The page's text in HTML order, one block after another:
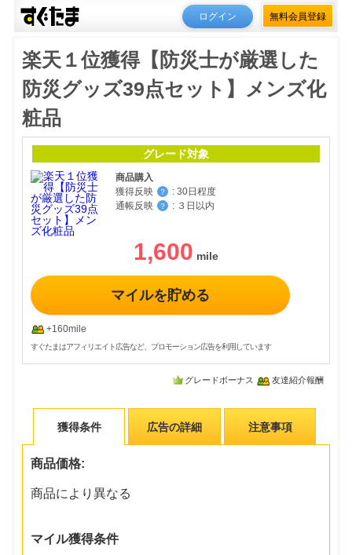
ログイン 無料会員登録
楽天１位獲得【防災士が厳選した
防災グッズ39点セット】メンズ化
粧品
グレード対象
商品購入
獲得反映
？ : 30日程度
通帳反映
？ : ３日以内
1,600
マイルを貯める
+160mile
すぐたまはアフィリエイト広告など、プロモーション広告を利用しています
グレードボーナス 友達紹介報酬
獲得条件 広告の詳細 注意事項
商品価格:
商品により異なる
マイル獲得条件